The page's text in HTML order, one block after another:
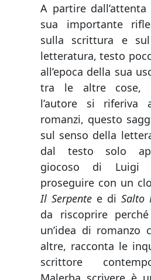
A partire
sua importante
sulla scrittura e
letteratura, testo
all’epoca della sua
tra le altre cose,
l’autore si riferiva
romanzi, questo
sul senso della
dal testo solo
giocoso di Luigi
proseguire con un
Il Serpente e di Salto
da riscoprire
un’idea di romanzo
altre, racconta le
scrittore